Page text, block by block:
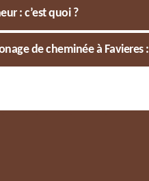
: c’est quoi ?
de cheminée à